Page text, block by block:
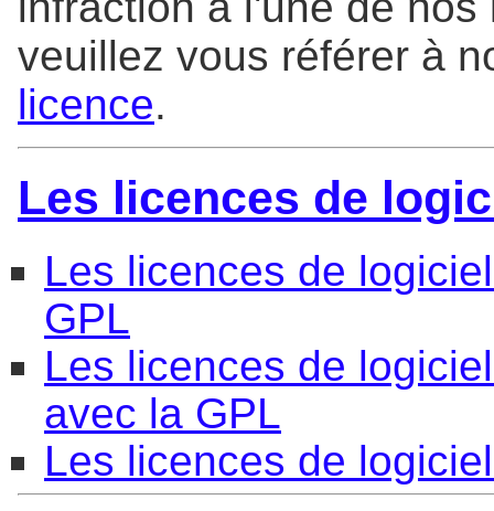
veuillez vous référer à
licence.
Les licences de
Les licences de
GPL
Les licences de
avec la GPL
Les licences de